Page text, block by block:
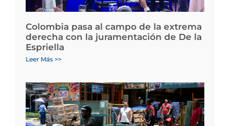
Colombia pasa al campo de la extrema
derecha con la juramentación de De la
Espriella
Leer Más >>